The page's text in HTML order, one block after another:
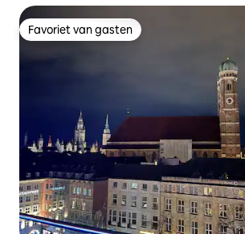
Favoriet van gasten
Favoriet van gasten